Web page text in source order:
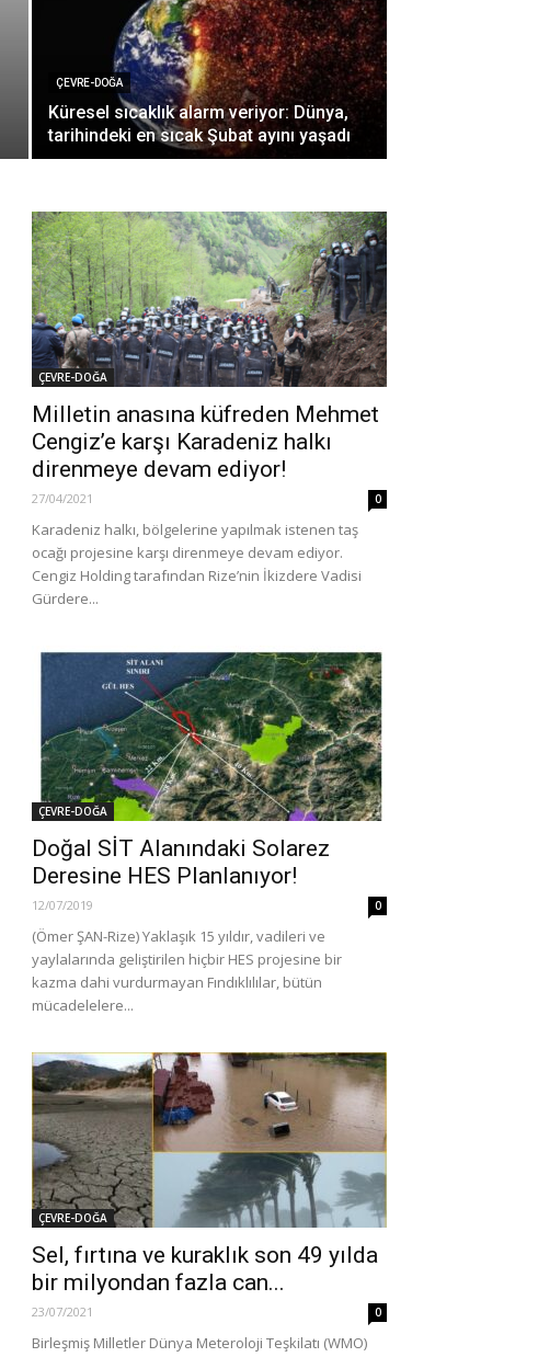
ÇEVRE-DOĞA
Küresel sıcaklık alarm veriyor: Dünya,
tarihindeki en sıcak Şubat ayını yaşadı
ÇEVRE-DOĞA
Milletin anasına küfreden Mehmet
Cengiz’e karşı Karadeniz halkı
direnmeye devam ediyor!
27/04/2021 0
Karadeniz halkı, bölgelerine yapılmak istenen taş
ocağı projesine karşı direnmeye devam ediyor.
Cengiz Holding tarafından Rize’nin İkizdere Vadisi
Gürdere...
ÇEVRE-DOĞA
Doğal SİT Alanındaki Solarez
Deresine HES Planlanıyor!
12/07/2019 0
(Ömer ŞAN-Rize) Yaklaşık 15 yıldır, vadileri ve
yaylalarında geliştirilen hiçbir HES projesine bir
kazma dahi vurdurmayan Fındıklılılar, bütün
mücadelelere...
ÇEVRE-DOĞA
Sel, fırtına ve kuraklık son 49 yılda
bir milyondan fazla can...
23/07/2021 0
Birleşmiş Milletler Dünya Meteroloji Teşkilatı (WMO)